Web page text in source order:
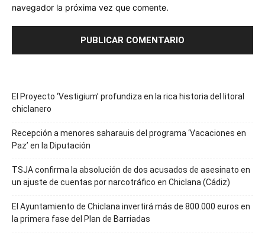
navegador la próxima vez que comente.
El Proyecto ‘Vestigium’ profundiza en la rica historia del litoral
chiclanero
Recepción a menores saharauis del programa ‘Vacaciones en
Paz’ en la Diputación
TSJA confirma la absolución de dos acusados de asesinato en
un ajuste de cuentas por narcotráfico en Chiclana (Cádiz)
El Ayuntamiento de Chiclana invertirá más de 800.000 euros en
la primera fase del Plan de Barriadas